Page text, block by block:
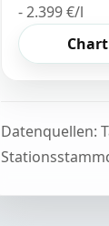
- 2.399 €/l
Datenquellen: